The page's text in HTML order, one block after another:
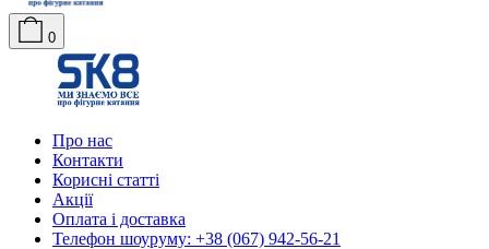
0
Про нас
Контакти
Корисні статті
Акції
Оплата і доставка
Телефон шоуруму: +38 (067) 942-56-21